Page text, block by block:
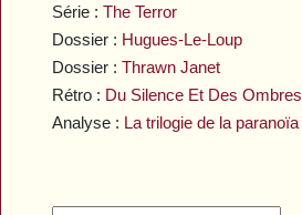
Série :The Terror
Dossier : Hugues-Le-Loup
Dossier :Thrawn Janet
Rétro : Du Silence Et Des Ombres
Analyse : La trilogie de la paranoïa